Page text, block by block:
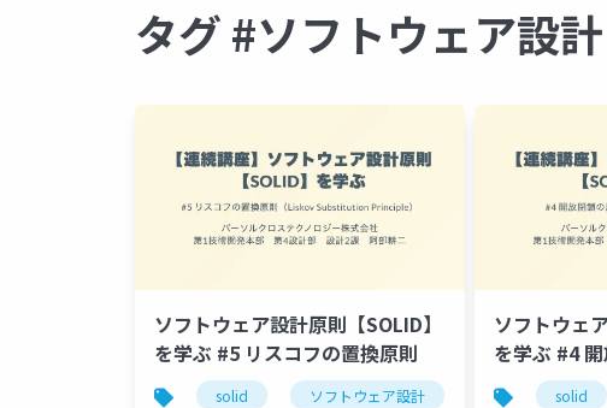
タグ #ソフトウェア設
ソフトウェア設計原則【SOLID】
を学ぶ #5 リスコフの置換原則
solid ソフトウェア設計 リスコフの置換原則
ソフトウェ
を学ぶ #4
solid